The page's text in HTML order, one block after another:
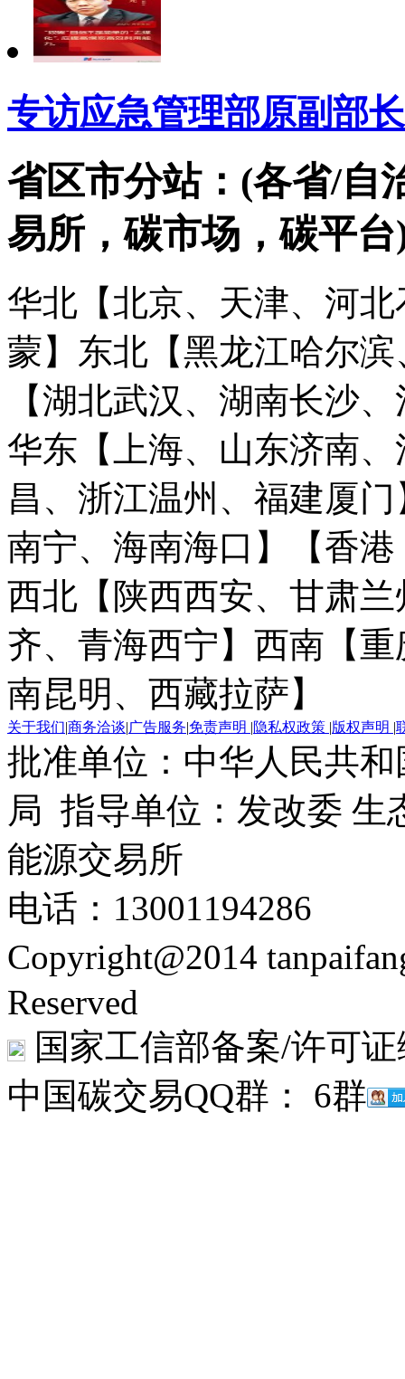
专访应急管理部原副部
省区市分站：(各省/自
易所，碳市场，碳平台
华北【北京、天津、河
蒙】 东北【黑龙江哈尔
【湖北武汉、湖南长沙
华东【上海、山东济南
昌、浙江温州、福建厦门
南宁、海南海口】
【香
西北【陕西西安、甘肃
齐、青海西宁】 西南【
南昆明、西藏拉萨】
关于我们|商务洽谈|广告服务|免责声明 |隐私权政策 |版权声明 |
批准单位：中华人民共
局 指导单位：发改委 生
能源交易所
电话：13001194286
Copyright@2014
Reserved
国家工信部备案/许可
中国碳交易QQ群： 6群